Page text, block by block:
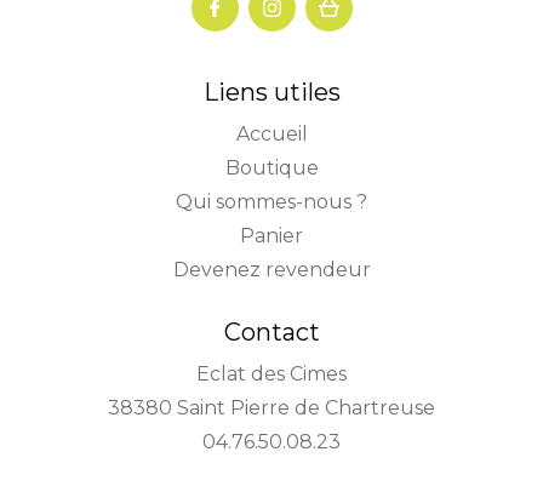
Liens utiles
Accueil
Boutique
Qui sommes-nous ?
Panier
Devenez revendeur
Contact
Eclat des Cimes
38380 Saint Pierre de Chartreuse
04.76.50.08.23